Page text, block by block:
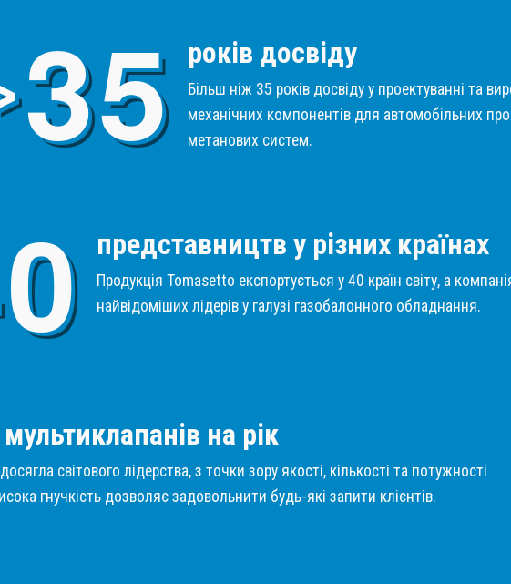
3
5
років досвіду
Більш ніж 35 років досвіду у проектуванні та
механічних компонентів для автомобільних
метанових систем.
0
представництв у різних країнах
Продукція Tomasetto експортується у 40 країн світу, а
найвідоміших лідерів у галузі газобалонного обладнання.
на рік
світового лідерства, з точки зору якості, кількості та потужності
гнучкість дозволяє задовольнити будь-які запити клієнтів.